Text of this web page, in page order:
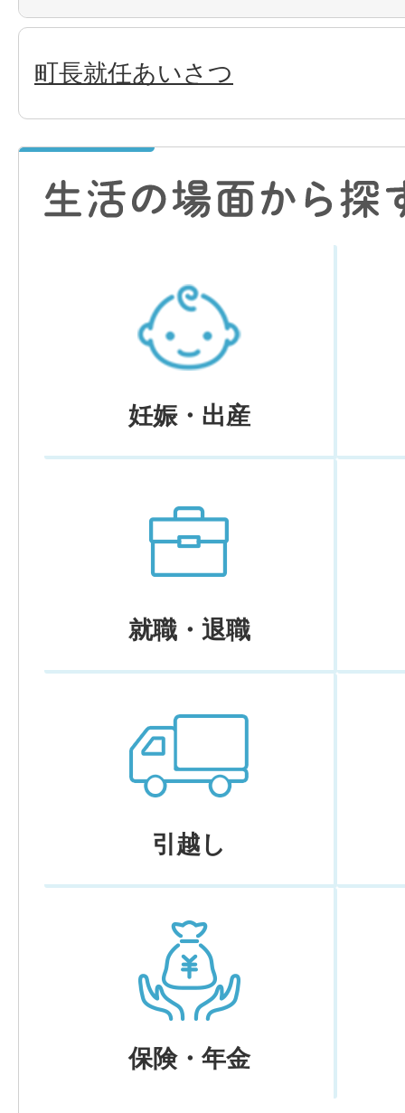
町長就任あいさつ
妊娠・出産
就職・退職
引越し
保険・年金